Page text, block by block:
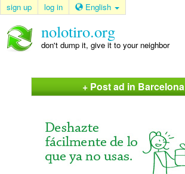
sign up log in English
nolotiro.org
don't dump it, give it to your neighbor
+ Post ad in Barcelona